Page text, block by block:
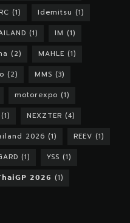
(1) Idemitsu (1)
(1) IM (1)
(2) MAHLE (1)
(2) MMS (3)
motorexpo (1)
(1) NEXZTER (4)
2026 (1) REEV (1)
(1) YSS (1)
𝟮𝟬𝟮𝟲 (1)